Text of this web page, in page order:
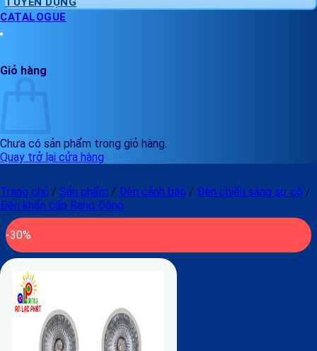
CATALOGUE
Giỏ hàng
Chưa có sản phẩm trong giỏ hàng.
Quay trở lại cửa hàng
Trang chủ / Sản phẩm / Đèn cảnh báo / Đèn chiếu sáng sự cố /
Đèn khẩn cấp Rạng Đông
-30%